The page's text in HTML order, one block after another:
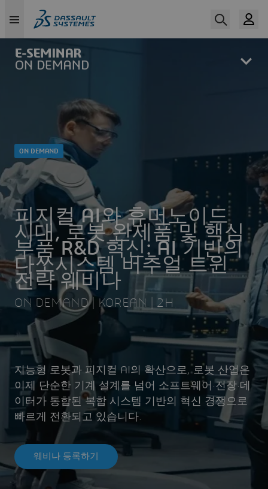
ON DEMAND
피지컬 AI와 휴머노이드
시대, 로봇 완제품 및 핵심
부품 R&D 혁신: AI 기반의
다쏘시스템 버추얼 트윈
전략 웨비나
ON DEMAND | KOREAN | 2H
지능형 로봇과 피지컬 AI의 확산으로, 로봇 산업은
이제 단순한 기계 설계를 넘어 소프트웨어·전장·데
이터가 통합된 복합 시스템 기반의 혁신 경쟁으로
빠르게 전환되고 있습니다.
웨비나 등록하기